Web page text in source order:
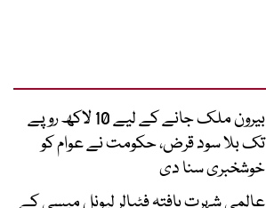
بیرون ملک جانے کے لیے 10 لاکھ روپے
تک بلا سود قرض، حکومت نے عوام کو
خوشخبری سنا دی
عالمی شہرت یافتہ فٹبالر لیونل میسی کے